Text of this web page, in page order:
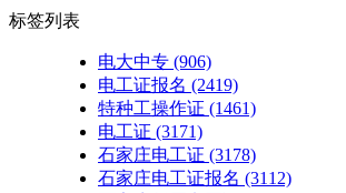
标签列表
电大中专 (906)
电工证报名 (2419)
特种工操作证 (1461)
电工证 (3171)
石家庄电工证 (3178)
石家庄电工证报名 (3112)